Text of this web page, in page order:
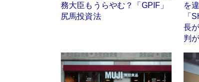
務大臣もうらやむ？「GPIF」
尻馬投資法
を
「
長
判